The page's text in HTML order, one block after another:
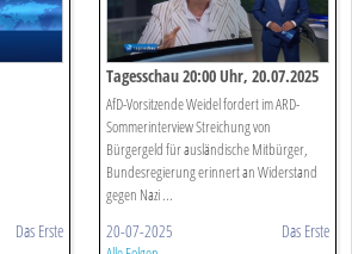
Das Erste
Tagesschau 20:00 Uhr, 20.07.2025
AfD-Vorsitzende Weidel fordert im ARD-
Sommerinterview Streichung von
Bürgergeld für ausländische Mitbürger,
Bundesregierung erinnert an Widerstand
gegen Nazi ...
20-07-2025 Das Erste